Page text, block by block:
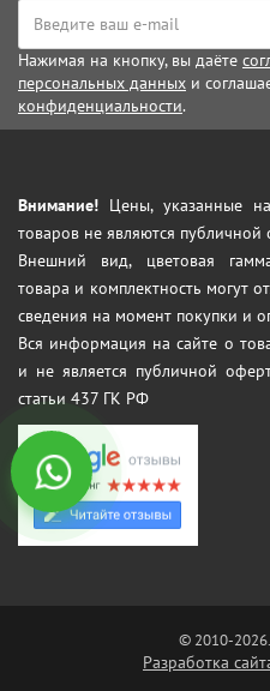
Нажимая на кнопку, вы даёте
персональных данных и
конфиденциальности.
Внимание! Цены, указанные
товаров не являются публичной
Внешний вид, цветовая
товара и комплектность могут
сведения на момент покупки и
Вся информация на сайте о
и не является публичной
статьи 437 ГК РФ
© 2010-
Разработка